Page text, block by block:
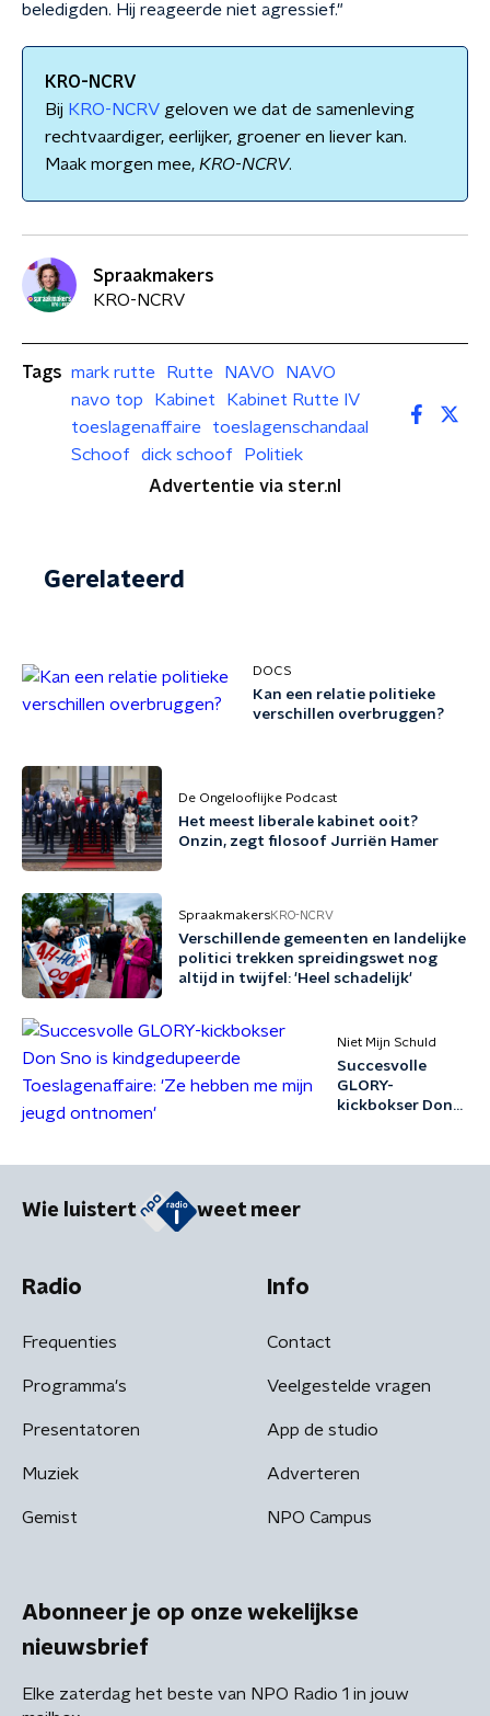
beledigden. Hij reageerde niet agressief."
KRO-NCRV
Bij KRO-NCRV geloven we dat de samenleving
rechtvaardiger, eerlijker, groener en liever kan.
Maak morgen mee, KRO-NCRV.
Spraakmakers
KRO-NCRV
Tags mark rutte Rutte NAVO
NAVO
navo top
Kabinet
Kabinet Rutte IV
toeslagenaffaire
toeslagenschandaal
Schoof
dick schoof
Politiek
Advertentie via ster.nl
Gerelateerd
DOCS
Kan een relatie politieke
verschillen overbruggen?
De Ongelooflijke Podcast
Het meest liberale kabinet ooit?
Onzin, zegt filosoof Jurriën Hamer
SpraakmakersKRO-NCRV
Verschillende gemeenten en landelijke
politici trekken spreidingswet nog
altijd in twijfel: 'Heel schadelijk'
Niet Mijn Schuld
Succesvolle
GLORY-
kickbokser Don
Toeslagenaffaire:
Wie luistert weet meer
Radio
Frequenties
Programma's
Presentatoren
Muziek
Gemist
Info
Contact
Veelgestelde vragen
App de studio
Adverteren
NPO Campus
Abonneer je op onze wekelijkse
nieuwsbrief
Elke zaterdag het beste van NPO Radio 1 in jouw